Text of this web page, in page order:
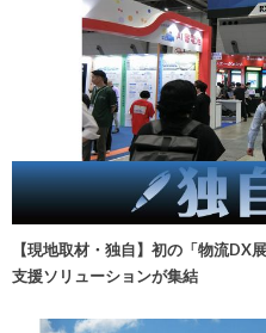
【現地取材・独自】初の「物流DX
支援ソリューションが集結